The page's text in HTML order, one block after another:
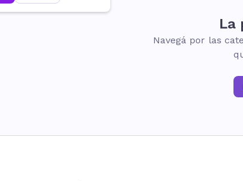
La
Navegá por las